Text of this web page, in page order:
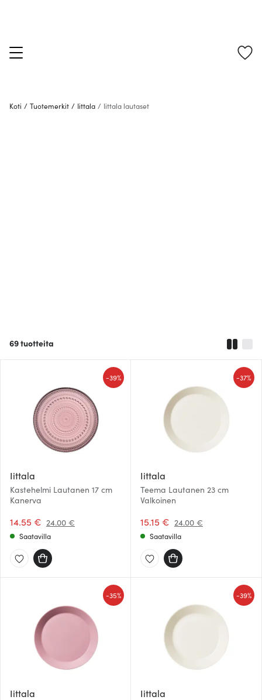
Koti / Tuotemerkit / Iittala / Iittala lautaset
69tuotteita
Iittala
Kastehelmi Lautanen 17 cm
Kanerva
14.55 € 24.00 €
-39%
Saatavilla
Iittala
Teema Lautanen 23 cm
Valkoinen
15.15 € 24.00 €
-37%
Saatavilla
Iittala
-35%
Iittala
-39%